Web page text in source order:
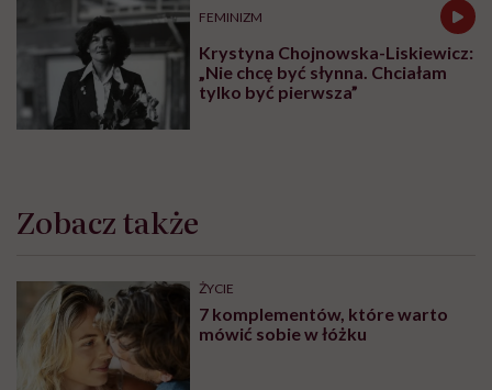
powtórzeń w treningach do 2-3 razy w tygodniu.
Inne zasady dotyczą dzieci i młodzieży, a także osób
starszych. Dla tych najmłodszych ważna jest
wszechstronność i wsparcie naturalnych etapów
tlenowy o umiarkowanej intensywności, a wysiłek
najmniej 60 minut. Już od najmłodszych lat warto, by
był przeplatany z ćwiczeniami wzmacniającymi 3 razy
w tygodniu. Z kolei u osób starszych, powyżej 75. roku